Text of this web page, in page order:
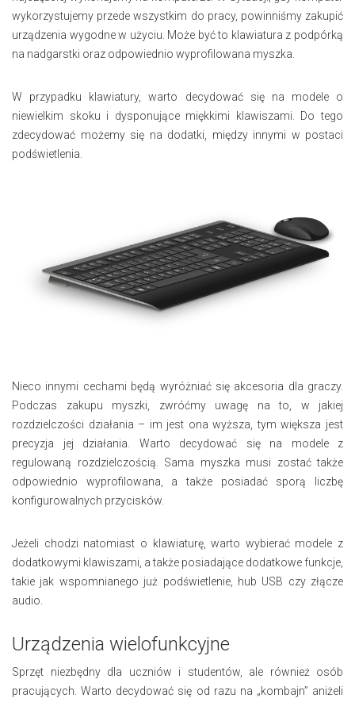
wykorzystujemy przede wszystkim do pracy, powinniśmy zakupić
urządzenia wygodne w użyciu. Może być to klawiatura z podpórką
na nadgarstki oraz odpowiednio wyprofilowana myszka.
W przypadku klawiatury, warto decydować się na modele o
niewielkim skoku i dysponujące miękkimi klawiszami. Do tego
zdecydować możemy się na dodatki, między innymi w postaci
podświetlenia.
Nieco innymi cechami będą wyróżniać się akcesoria dla graczy.
Podczas zakupu myszki, zwróćmy uwagę na to, w jakiej
rozdzielczości działania – im jest ona wyższa, tym większa jest
precyzja jej działania. Warto decydować się na modele z
regulowaną rozdzielczością. Sama myszka musi zostać także
odpowiednio wyprofilowana, a także posiadać sporą liczbę
konfigurowalnych przycisków.
Jeżeli chodzi natomiast o klawiaturę, warto wybierać modele z
dodatkowymi klawiszami, a także posiadające dodatkowe funkcje,
takie jak wspomnianego już podświetlenie, hub USB czy złącze
audio.
Urządzenia wielofunkcyjne
Sprzęt niezbędny dla uczniów i studentów, ale również osób
pracujących. Warto decydować się od razu na „kombajn” aniżeli